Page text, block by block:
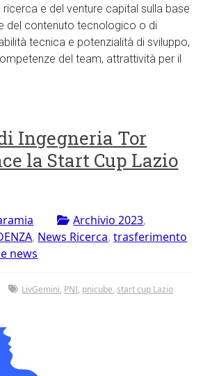
e del venture capital sulla base
del contenuto tecnologico o di
tecnica e potenzialità di sviluppo,
del team, attrattività per il
Ingegneria Tor
la Start Cup Lazio
Archivio 2023,
, News Ricerca,trasferimento
news
LivGemini, PNI, pnicube,start cup Lazio